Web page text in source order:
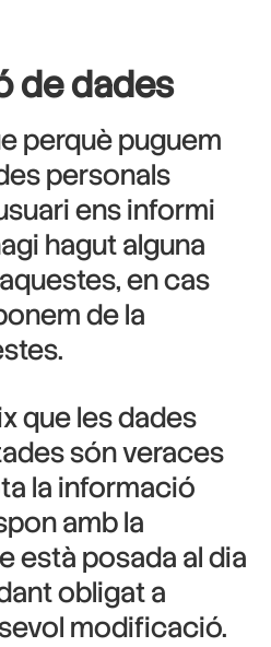
de dades
perquè puguem
personals
ens informi
hagut alguna
en cas
de la
que les dades
són veraces
la informació
amb la
està posada al dia
obligat a
modificació.